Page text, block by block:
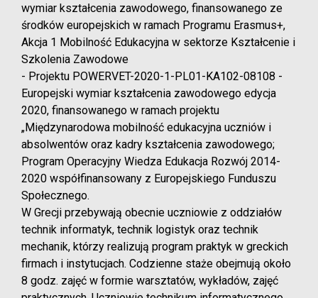
wymiar kształcenia zawodowego, finansowanego ze
środków europejskich w ramach Programu Erasmus+,
Akcja 1 Mobilność Edukacyjna w sektorze Kształcenie i
Szkolenia Zawodowe
- Projektu POWERVET-2020-1-PL01-KA102-08108 -
Europejski wymiar kształcenia zawodowego edycja
2020, finansowanego w ramach projektu
„Międzynarodowa mobilność edukacyjna uczniów i
absolwentów oraz kadry kształcenia zawodowego;
Program Operacyjny Wiedza Edukacja Rozwój 2014-
2020 współfinansowany z Europejskiego Funduszu
Społecznego.
W Grecji przebywają obecnie uczniowie z oddziałów
technik informatyk, technik logistyk oraz technik
mechanik, którzy realizują program praktyk w greckich
firmach i instytucjach. Codzienne staże obejmują około
8 godz. zajęć w formie warsztatów, wykładów, zajęć